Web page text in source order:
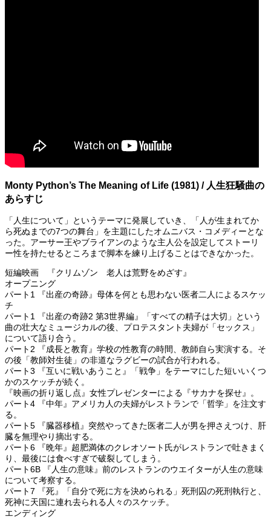
Monty Python’s The Meaning of Life (1981) / 人生狂騒曲の
あらすじ
「人生について」というテーマに発展していき、「人が生まれてか
ら死ぬまでの7つの舞台」を主題にしたオムニバス・コメディーとな
った。アーサー王やブライアンのような主人公を設定してストーリ
ー性を持たせるところまで脚本を練り上げることはできなかった。
短編映画 『クリムゾン 老人は荒野をめざす』
オープニング
パート1 『出産の奇跡』母体を何とも思わない医者二人によるスケッ
チ
パート1 『出産の奇跡2 第3世界編』「すべての精子は大切」という
曲の壮大なミュージカルの後、プロテスタント夫婦が「セックス」
について語り合う。
パート2 『成長と教育』学校の性教育の時間、教師自ら実演する。そ
の後「教師対生徒」の非道なラグビーの試合が行われる。
パート3 『互いに戦いあうこと』「戦争」をテーマにした短いいくつ
かのスケッチが続く。
『映画の折り返し点』女性プレゼンターによる『サカナを探せ』。
パート4 『中年』アメリカ人の夫婦がレストランで「哲学」を注文す
る。
パート5 『臓器移植』突然やってきた医者二人が男を押さえつけ、肝
臓を無理やり摘出する。
パート6 『晩年』超肥満体のクレオソート氏がレストランで吐きまく
り、最後には食べすぎで破裂してしまう。
パート6B 『人生の意味』前のレストランのウエイターが人生の意味
について考察する。
パート7 『死』「自分で死に方を決められる」死刑囚の死刑執行と、
死神に天国に連れ去られる人々のスケッチ。
エンディング